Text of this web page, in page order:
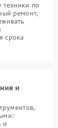
техники по
ремонт,
срока
и
и